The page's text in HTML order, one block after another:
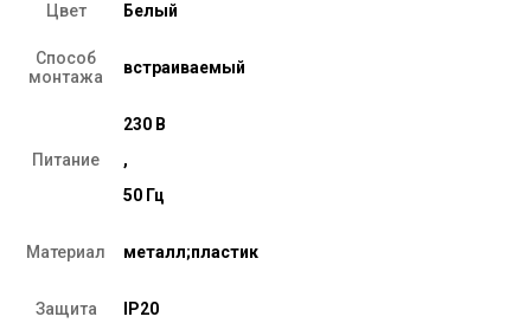
Цвет Белый
Способ
монтажа
встраиваемый
Питание
230 В
,
50 Гц
Материал металл;пластик
Защита IP20